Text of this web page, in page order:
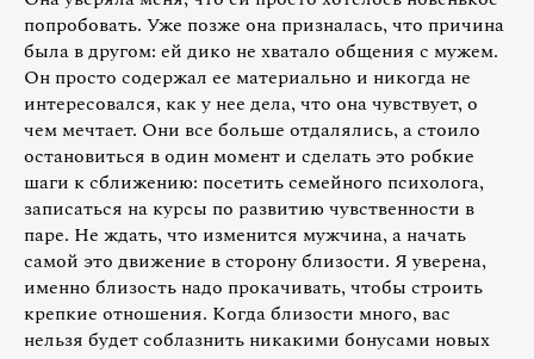
попробовать. Уже позже она призналась, что причина
была в другом: ей дико не хватало общения с мужем.
Он просто содержал ее материально и никогда не
интересовался, как у нее дела, что она чувствует, о
чем мечтает. Они все больше отдалялись, а стоило
остановиться в один момент и сделать это робкие
шаги к сближению: посетить семейного психолога,
записаться на курсы по развитию чувственности в
паре. Не ждать, что изменится мужчина, а начать
самой это движение в сторону близости. Я уверена,
именно близость надо прокачивать, чтобы строить
крепкие отношения. Когда близости много, вас
нельзя будет соблазнить никакими бонусами новых